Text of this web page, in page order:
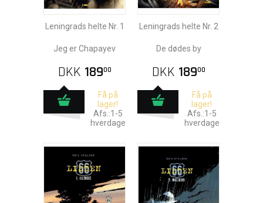
Leningrads helte Nr. 1
Jeg er Chapayev
DKK 18900
Få på
lager!
Afs.:1-5
hverdage
Leningrads helte Nr. 2
De dødes by
DKK 18900
Få på
lager!
Afs.:1-5
hverdage